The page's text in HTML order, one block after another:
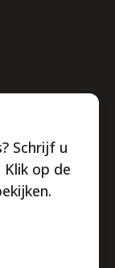
Schrijf u
Klik op de